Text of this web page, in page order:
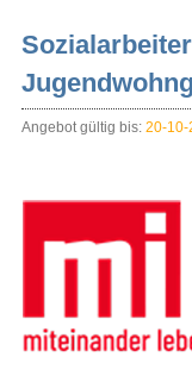
Angebot gültig bis: 20-10-